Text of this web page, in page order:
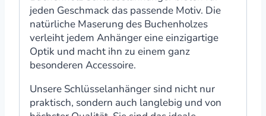
jeden Geschmack das passende Motiv. Die
natürliche Maserung des Buchenholzes
verleiht jedem Anhänger eine einzigartige
Optik und macht ihn zu einem ganz
besonderen Accessoire.
Unsere Schlüsselanhänger sind nicht nur
praktisch, sondern auch langlebig und von